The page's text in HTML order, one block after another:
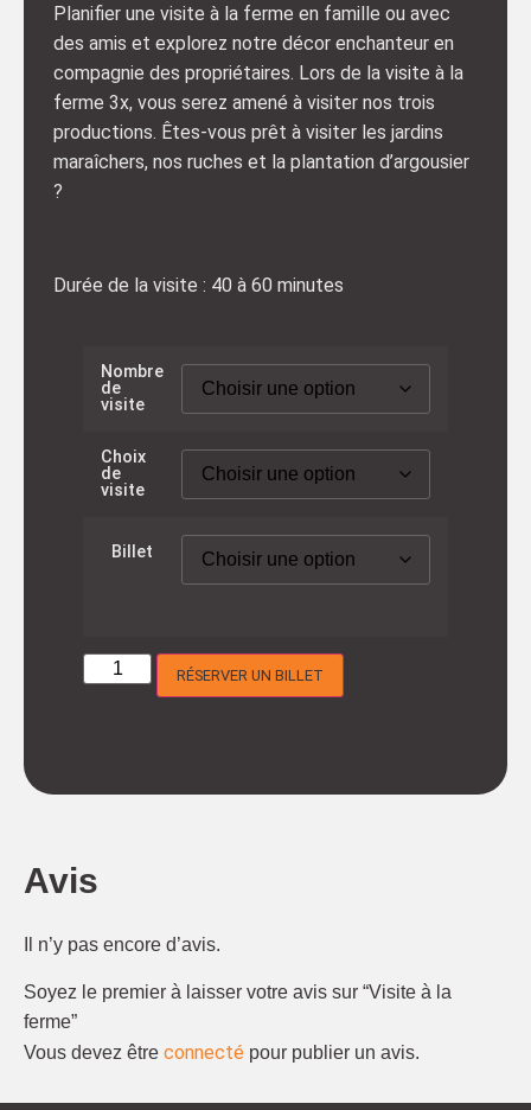
Planifier une visite à la ferme en famille ou avec
des amis et explorez notre décor enchanteur en
compagnie des propriétaires. Lors de la visite à la
ferme 3x, vous serez amené à visiter nos trois
productions. Êtes-vous prêt à visiter les jardins
maraîchers, nos ruches et la plantation d’argousier
?
Durée de la visite : 40 à 60 minutes
Nombre
de
visite
Choix
de
visite
Billet
RÉSERVER UN BILLET
Avis
Il n’y pas encore d’avis.
Soyez le premier à laisser votre avis sur “Visite à la
ferme”
Vous devez être connecté pour publier un avis.